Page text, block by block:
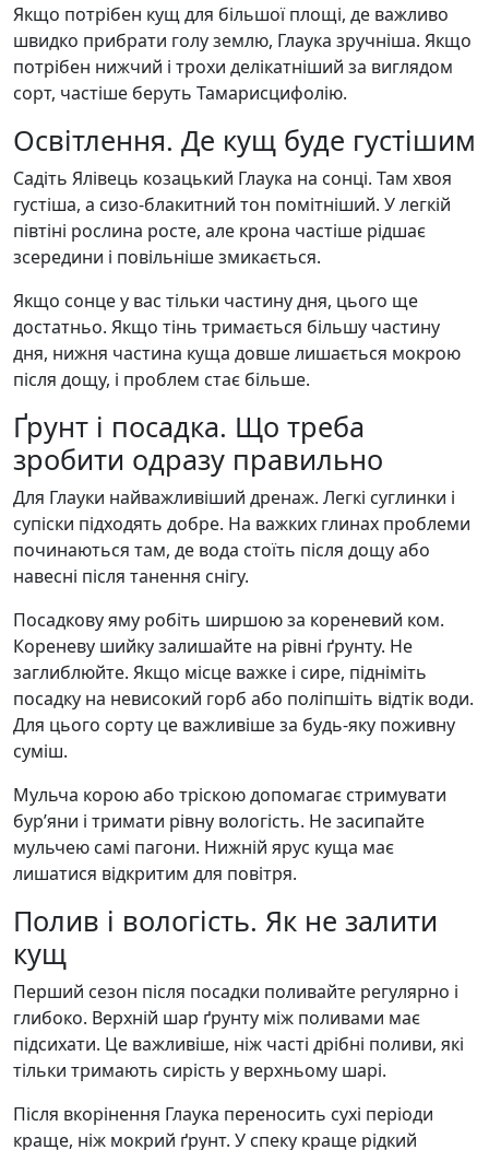
Якщо потрібен кущ для більшої площі, де важливо
швидко прибрати голу землю, Глаука зручніша. Якщо
потрібен нижчий і трохи делікатніший за виглядом
сорт, частіше беруть Тамарисцифолію.
Освітлення. Де кущ буде густішим
Садіть Ялівець козацький Глаука на сонці. Там хвоя
густіша, а сизо-блакитний тон помітніший. У легкій
півтіні рослина росте, але крона частіше рідшає
зсередини і повільніше змикається.
Якщо сонце у вас тільки частину дня, цього ще
достатньо. Якщо тінь тримається більшу частину
дня, нижня частина куща довше лишається мокрою
після дощу, і проблем стає більше.
Ґрунт і посадка. Що треба
зробити одразу правильно
Для Глауки найважливіший дренаж. Легкі суглинки і
супіски підходять добре. На важких глинах проблеми
починаються там, де вода стоїть після дощу або
навесні після танення снігу.
Посадкову яму робіть ширшою за кореневий ком.
Кореневу шийку залишайте на рівні ґрунту. Не
заглиблюйте. Якщо місце важке і сире, підніміть
посадку на невисокий горб або поліпшіть відтік води.
Для цього сорту це важливіше за будь-яку поживну
суміш.
Мульча корою або тріскою допомагає стримувати
бур’яни і тримати рівну вологість. Не засипайте
мульчею самі пагони. Нижній ярус куща має
лишатися відкритим для повітря.
Полив і вологість. Як не залити
кущ
Перший сезон після посадки поливайте регулярно і
глибоко. Верхній шар ґрунту між поливами має
підсихати. Це важливіше, ніж часті дрібні поливи, які
тільки тримають сирість у верхньому шарі.
Після вкорінення Глаука переносить сухі періоди
краще, ніж мокрий ґрунт. У спеку краще рідкий